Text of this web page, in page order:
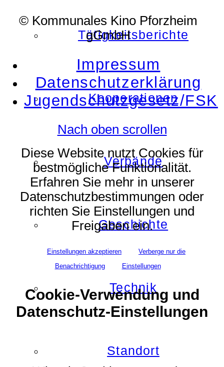
Tätigkeitsberichte
Kooperationen
Verbände
Geschichte
Technik
Standort
© Kommunales Kino Pforzheim
gGmbH
Impressum
Datenschutzerklärung
Jugendschutzgesetz/FSK
Nach oben scrollen
Diese Website nutzt Cookies für
bestmögliche Funktionalität.
Erfahren Sie mehr in unserer
Datenschutzbestimmungen oder
richten Sie Einstellungen und
Freigaben ein.
Einstellungen akzeptieren
Verberge nur die
Benachrichtigung
Einstellungen
Cookie-Verwendung und
Datenschutz-Einstellungen